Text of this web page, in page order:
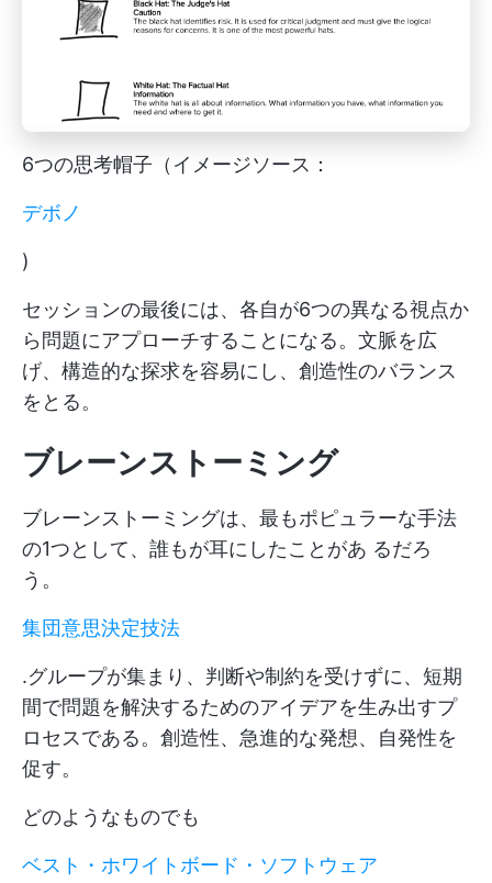
6つの思考帽子（イメージソース：
デボノ
)
セッションの最後には、各自が6つの異なる視点か
ら問題にアプローチすることになる。文脈を広
げ、構造的な探求を容易にし、創造性のバランス
をとる。
ブレーンストーミング
ブレーンストーミングは、最もポピュラーな手法
の1つとして、誰もが耳にしたことがあ るだろ
う。
集団意思決定技法
.グループが集まり、判断や制約を受けずに、短期
間で問題を解決するためのアイデアを生み出すプ
ロセスである。創造性、急進的な発想、自発性を
促す。
どのようなものでも
ベスト・ホワイトボード・ソフトウェア